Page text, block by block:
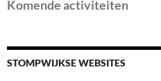
Komende activiteiten
STOMPWIJKSE WEBSITES